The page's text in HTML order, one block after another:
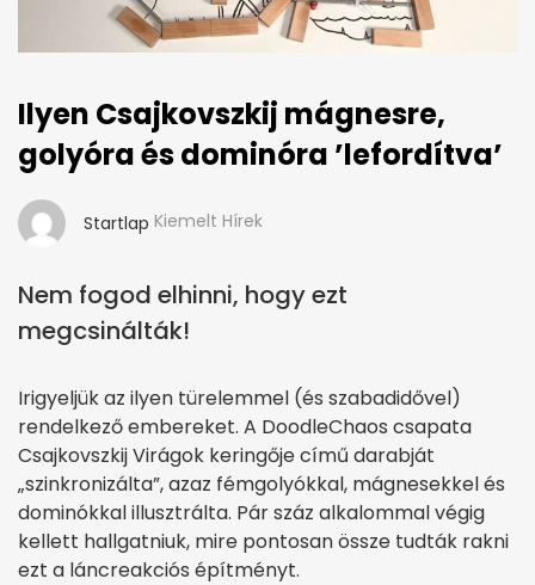
Ilyen Csajkovszkij mágnesre,
golyóra és dominóra ’lefordítva’
Startlap Kiemelt Hírek
Nem fogod elhinni, hogy ezt
megcsinálták!
Irigyeljük az ilyen türelemmel (és szabadidővel)
rendelkező embereket. A DoodleChaos csapata
Csajkovszkij Virágok keringője című darabját
„szinkronizálta”, azaz fémgolyókkal, mágnesekkel és
dominókkal illusztrálta. Pár száz alkalommal végig
kellett hallgatniuk, mire pontosan össze tudták rakni
ezt a láncreakciós építményt.